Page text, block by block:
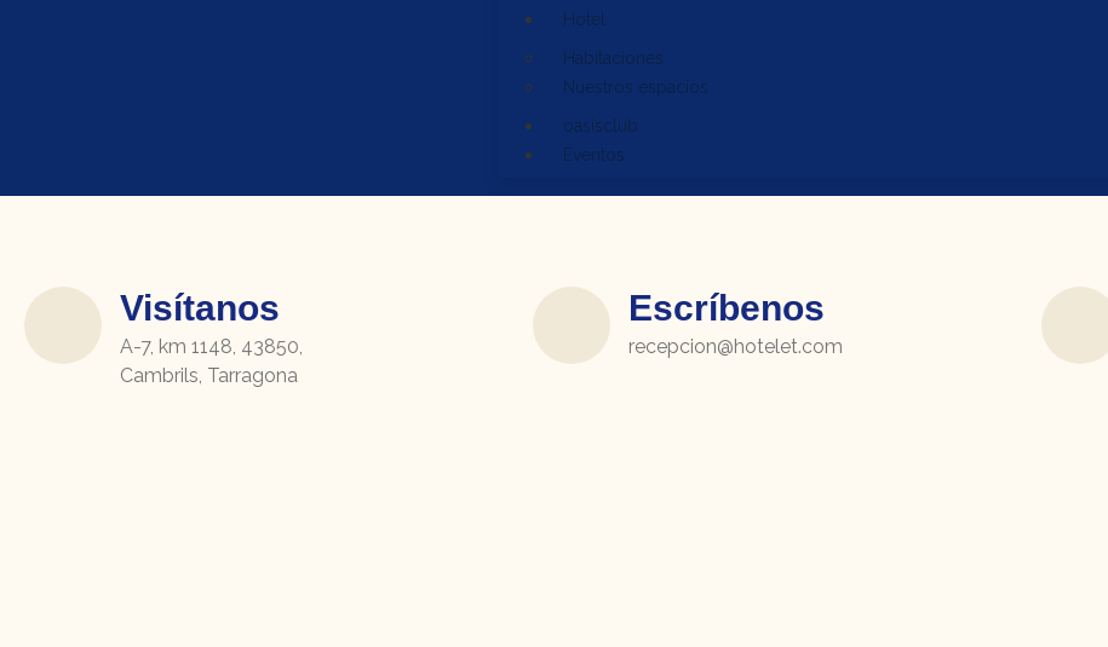
Hotel
Habitaciones
Nuestros espacios
oasisclub
Eventos
Visítanos
A-7, km 1148, 43850,
Cambrils, Tarragona
Escríbenos
recepcion@hotelet.com